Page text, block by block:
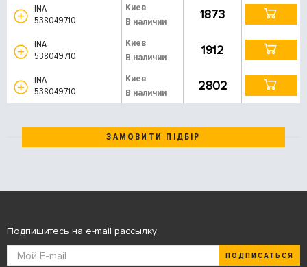
INA
538049710
Киев
В наличии
1873
INA
538049710
Киев
В наличии
1912
INA
538049710
Киев
В наличии
2802
ЗАМОВИТИ ПІДБІР
Подпишитесь на e-mail рассылку
ПОДПИСАТЬСЯ